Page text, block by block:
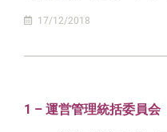
17/12/2018
1 – 運営管理統括委員会